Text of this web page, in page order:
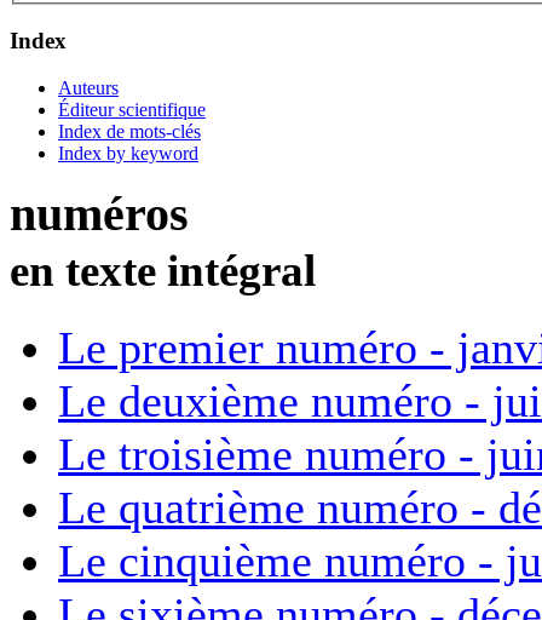
Index
Auteurs
Éditeur scientifique
Index de mots-clés
Index by keyword
numéros
en texte intégral
Le premier numéro -
Le deuxième numéro -
Le troisième numéro -
Le quatrième numéro -
Le cinquième numéro -